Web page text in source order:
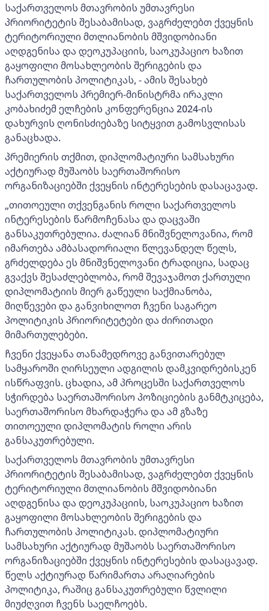
საქართველოს მთავრობის უმთავრესი
პრიორიტეტის შესაბამისად, ვაგრძელებთ ქვეყნის
ტერიტორიული მთლიანობის მშვიდობიანი
აღდგენისა და დეოკუპაციის, საოკუპაციო ხაზით
გაყოფილი მოსახლეობის შერიგების და
ჩართულობის პოლიტიკას, - ამის შესახებ
საქართველოს პრემიერ-მინისტრმა ირაკლი
კობახიძემ ელჩების კონფერენცია 2024-ის
დახურვის ღონისძიებაზე სიტყვით გამოსვლისას
განაცხადა.
პრემიერის თქმით, დიპლომატიური სამსახური
აქტიურად მუშაობს საერთაშორისო
ორგანიზაციებში ქვეყნის ინტერესების დასაცავად.
„თითოეული თქვენგანის როლი საქართველოს
ინტერესების წარმოჩენასა და დაცვაში
განსაკუთრებულია. ძალიან მნიშვნელოვანია, რომ
იმართება ამბასადორიალი წლევანდელ წელს,
გრძელდება ეს მნიშვნელოვანი ტრადიცია, სადაც
გვაქვს შესაძლებლობა, რომ შევაჯამოთ ქართული
დიპლომატიის მიერ გაწეული საქმიანობა,
მიღწევები და განვიხილოთ ჩვენი საგარეო
პოლიტიკის პრიორიტეტები და ძირითადი
მიმართულებები.
ჩვენი ქვეყანა თანამედროვე განვითარებულ
სამყაროში ღირსეული ადგილის დამკვიდრებისკენ
ისწრაფვის. ცხადია, ამ პროცესში საქართველოს
სჭირდება საერთაშორისო პოზიციების განმტკიცება,
საერთაშორისო მხარდაჭერა და ამ გზაზე
თითოეული დიპლომატის როლი არის
განსაკუთრებული.
საქართველოს მთავრობის უმთავრესი
პრიორიტეტის შესაბამისად, ვაგრძელებთ ქვეყნის
ტერიტორიული მთლიანობის მშვიდობიანი
აღდგენისა და დეოკუპაციის, საოკუპაციო ხაზით
გაყოფილი მოსახლეობის შერიგების და
ჩართულობის პოლიტიკას. დიპლომატიური
სამსახური აქტიურად მუშაობს საერთაშორისო
ორგანიზაციებში ქვეყნის ინტერესების დასაცავად.
წელს აქტიურად წარიმართა არაღიარების
პოლიტიკა, რაშიც განსაკუთრებული წვლილი
მიუძღვით ჩვენს საელჩოებს.